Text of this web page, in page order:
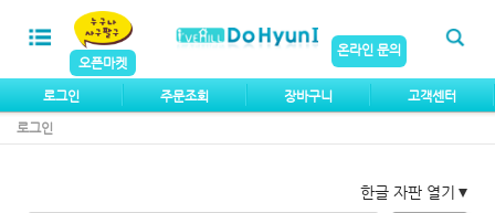
오픈마켓
온라인 문의
로그인 주문조회 장바구니 고객센터
로그인
한글 자판 열기